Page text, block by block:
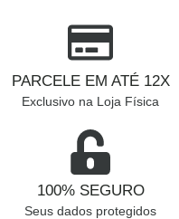
PARCELE EM ATÉ 12X
Exclusivo na Loja Física
100% SEGURO
Seus dados protegidos